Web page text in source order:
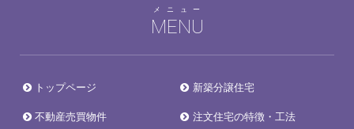
MENU
メニュー
トップページ 新築分譲住宅
不動産売買物件 注文住宅の特徴・工法